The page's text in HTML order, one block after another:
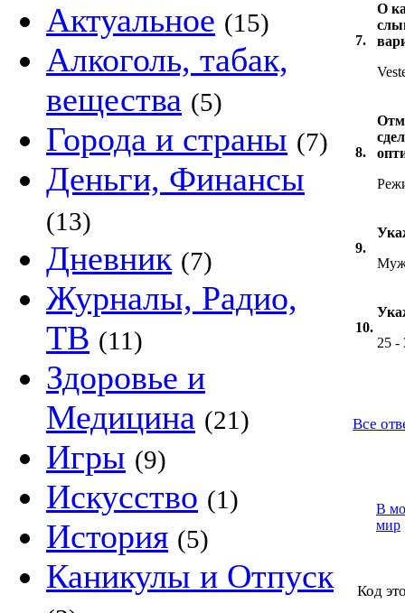
Актуальное (15)
Алкоголь, табак,
вещества (5)
Города и страны (7)
Деньги, Финансы
(13)
Дневник (7)
Журналы, Радио,
ТВ (11)
Здоровье и
Медицина (21)
Игры (9)
Искусство (1)
История (5)
Каникулы и Отпуск
7.
О
8.
9.
10.
25 -
Все
В
мир
Код